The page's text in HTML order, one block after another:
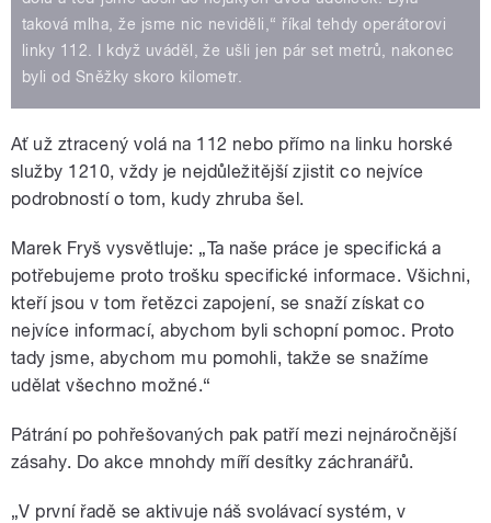
taková mlha, že jsme nic neviděli,“ říkal tehdy operátorovi
linky 112. I když uváděl, že ušli jen pár set metrů, nakonec
byli od Sněžky skoro kilometr.
Ať už ztracený volá na 112 nebo přímo na linku horské
služby 1210, vždy je nejdůležitější zjistit co nejvíce
podrobností o tom, kudy zhruba šel.
Marek Fryš vysvětluje: „Ta naše práce je specifická a
potřebujeme proto trošku specifické informace. Všichni,
kteří jsou v tom řetězci zapojení, se snaží získat co
nejvíce informací, abychom byli schopní pomoc. Proto
tady jsme, abychom mu pomohli, takže se snažíme
udělat všechno možné.“
Pátrání po pohřešovaných pak patří mezi nejnáročnější
zásahy. Do akce mnohdy míří desítky záchranářů.
„V první řadě se aktivuje náš svolávací systém, v